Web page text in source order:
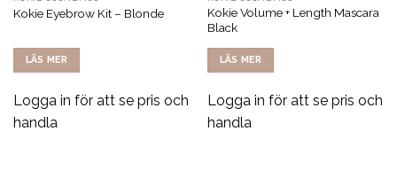
Kokie Eyebrow Kit – Blonde
LÄS MER
Logga in för att se pris och
handla
Kokie Volume + Length Mascara
Black
LÄS MER
Logga in för att se pris och
handla